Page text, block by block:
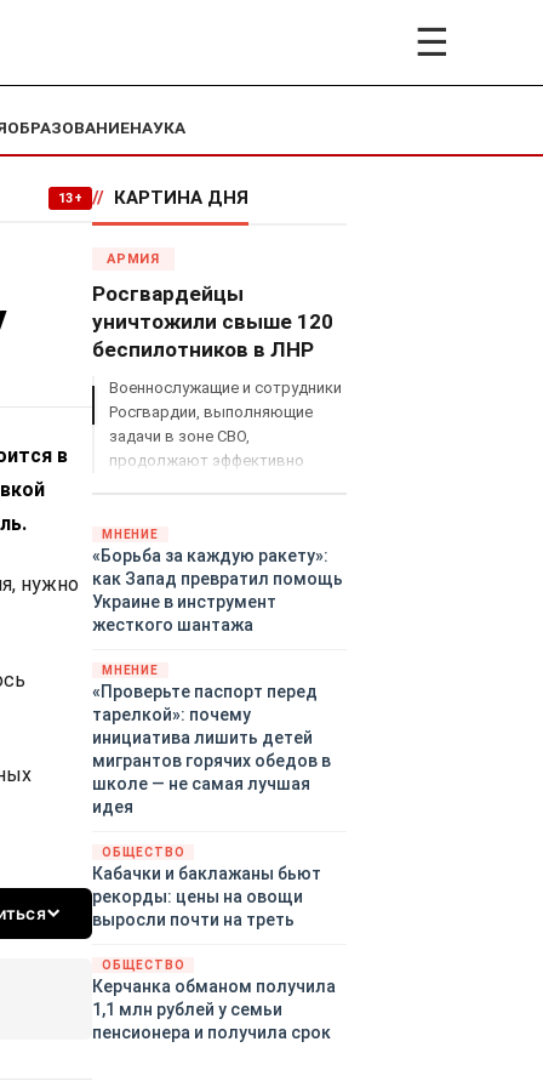
☰
ОБРАЗОВАНИЕНАУКА
13+
в
нужно
// КАРТИНА ДНЯ
АРМИЯ
Росгвардейцы
уничтожили свыше 120
беспилотников в ЛНР
Военнослужащие и сотрудники
Росгвардии, выполняющие
задачи в зоне СВО,
продолжают эффективно
МНЕНИЕ
«Борьба за каждую ракету»:
как Запад превратил помощь
Украине в инструмент
жесткого шантажа
МНЕНИЕ
«Проверьте паспорт перед
тарелкой»: почему
инициатива лишить детей
мигрантов горячих обедов в
школе — не самая лучшая
идея
ОБЩЕСТВО
Кабачки и баклажаны бьют
рекорды: цены на овощи
выросли почти на треть
ОБЩЕСТВО
Керчанка обманом получила
1,1 млн рублей у семьи
пенсионера и получила срок